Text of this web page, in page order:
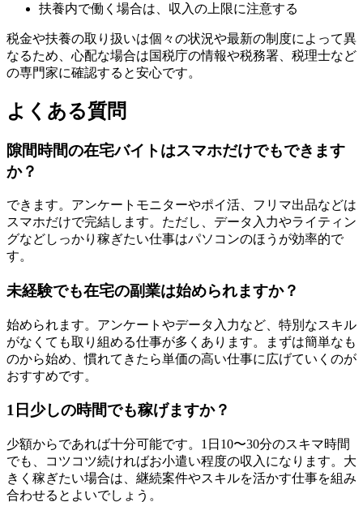
扶養内で働く場合は、収入の上限に注意する
税金や扶養の取り扱いは個々の状況や最新の制度によって異
なるため、心配な場合は国税庁の情報や税務署、税理士など
の専門家に確認すると安心です。
よくある質問
隙間時間の在宅バイトはスマホだけでもできます
か？
できます。アンケートモニターやポイ活、フリマ出品などは
スマホだけで完結します。ただし、データ入力やライティン
グなどしっかり稼ぎたい仕事はパソコンのほうが効率的で
す。
未経験でも在宅の副業は始められますか？
始められます。アンケートやデータ入力など、特別なスキル
がなくても取り組める仕事が多くあります。まずは簡単なも
のから始め、慣れてきたら単価の高い仕事に広げていくのが
おすすめです。
1日少しの時間でも稼げますか？
少額からであれば十分可能です。1日10〜30分のスキマ時間
でも、コツコツ続ければお小遣い程度の収入になります。大
きく稼ぎたい場合は、継続案件やスキルを活かす仕事を組み
合わせるとよいでしょう。